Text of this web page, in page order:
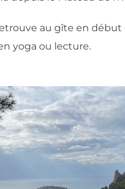
au gîte en début
yoga ou lecture.